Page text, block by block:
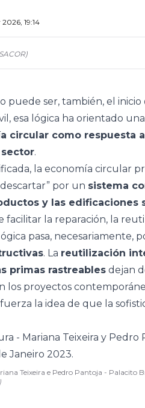
19:14
)
puede ser, también, el
esa lógica ha orientado
circular como respuesta
.
la economía circular
por un sistema
y las edificaciones
facilitar la reparación, la
pasa, necesariamente,
. La reutilización
primas rastreables dejan
los proyectos
la idea de que la
Teixeira e Pedro Pantoja - Palacito